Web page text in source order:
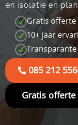
en isolatie en
N Gratis offerte
N 10+ jaar
N
085 212
Gratis offerte